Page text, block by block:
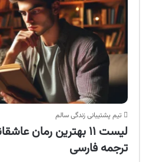
تیم پشتیبانی زندگی سالم
لیست ۱۱ بهترین رمان
ترجمه فارسی